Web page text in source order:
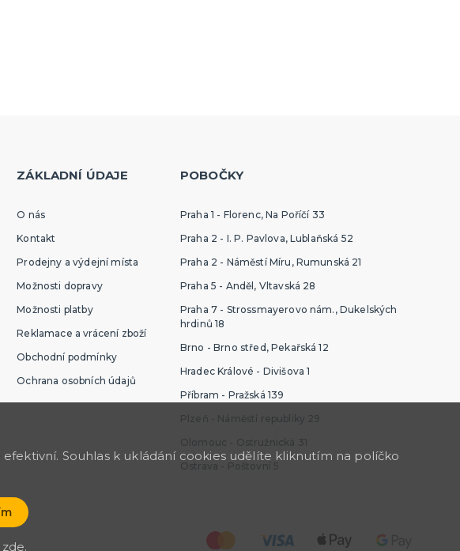
ZÁKLADNÍ ÚDAJE
O nás
Kontakt
Prodejny a výdejní místa
Možnosti dopravy
Možnosti platby
Reklamace a vrácení zboží
Obchodní podmínky
Ochrana osobních údajů
POBOČKY
Praha 1 - Florenc, Na Poříčí 33
Praha 2 - I. P. Pavlova, Lublaňská 52
Praha 2 - Náměstí Míru, Rumunská 21
Praha 5 - Anděl, Vltavská 28
Praha 7 - Strossmayerovo nám., Dukelských
hrdinů 18
Brno - Brno střed, Pekařská 12
Hradec Králové - Divišova 1
Příbram - Pražská 139
Plzeň - Náměstí republiky 29
Olomouc - Ostružnická 31
Ostrava - Poštovní 5
Souhlas k ukládání cookies udělíte kliknutím na políčko
zde.